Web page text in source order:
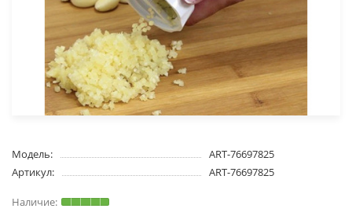
Модель:
ART-76697825
Артикул:
ART-76697825